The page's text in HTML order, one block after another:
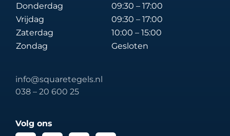
Donderdag
09:30 – 17:00
Vrijdag
09:30 – 17:00
Zaterdag
10:00 – 15:00
Zondag
Gesloten
info@squaretegels.nl
038 – 20 600 25
Volg ons